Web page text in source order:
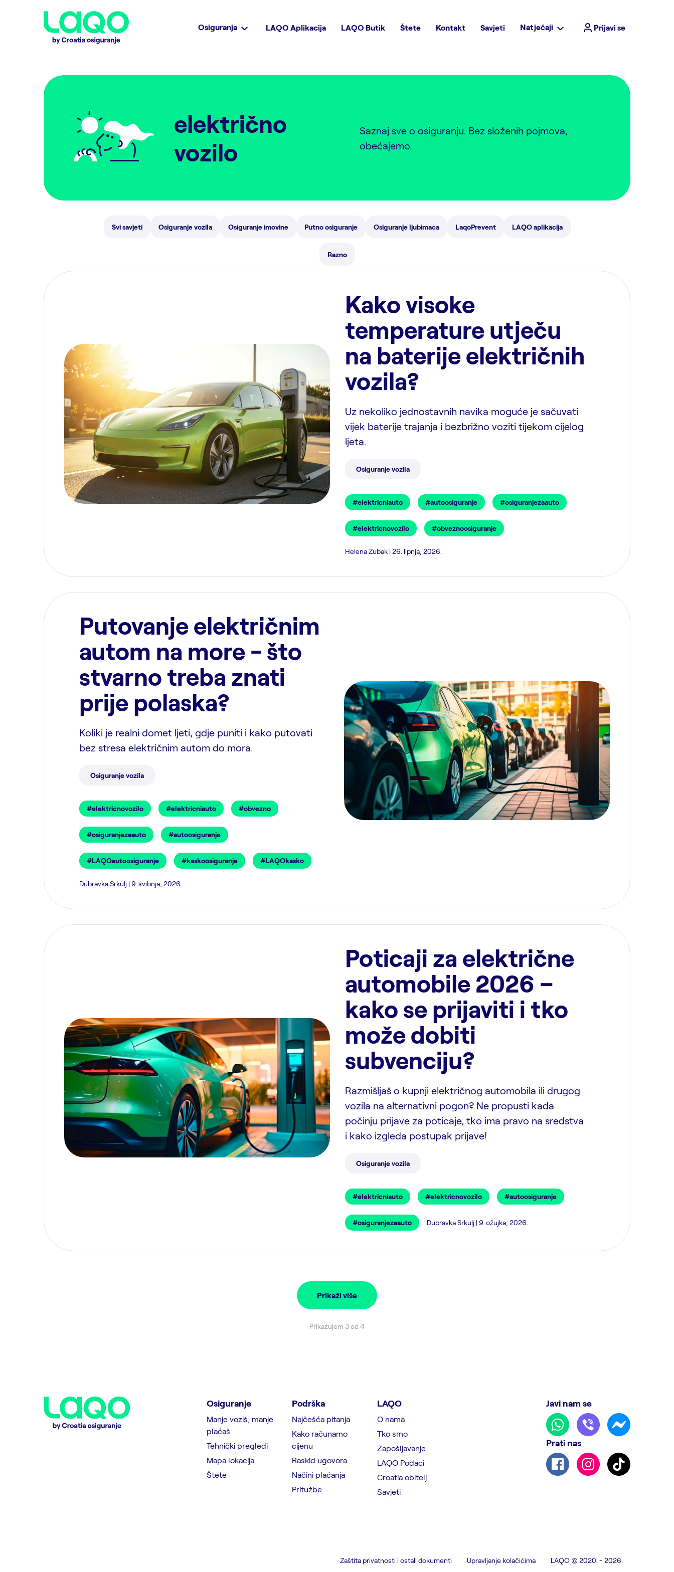
Prijavi se
Osiguranja LAQO Aplikacija LAQO Butik Štete Kontakt Savjeti Natječaji
električno
vozilo
Saznaj sve o osiguranju. Bez složenih pojmova,
obećajemo.
Svi savjeti Osiguranje vozila Osiguranje imovine Putno osiguranje Osiguranje ljubimaca LaqoPrevent LAQO aplikacija
Razno
Kako visoke
temperature utječu
na baterije električnih
vozila?
Uz nekoliko jednostavnih navika moguće je sačuvati
vijek baterije trajanja i bezbrižno voziti tijekom cijelog
ljeta.
Osiguranje vozila
#elektricniauto #autoosiguranje #osiguranjezaauto
#elektricnovozilo #obveznoosiguranje
Helena Zubak | 26. lipnja, 2026.
Putovanje električnim
autom na more - što
stvarno treba znati
prije polaska?
Koliki je realni domet ljeti, gdje puniti i kako putovati
bez stresa električnim autom do mora.
Osiguranje vozila
#elektricnovozilo #elektricniauto #obvezno
#osiguranjezaauto #autoosiguranje
#LAQOautoosiguranje #kaskoosiguranje #LAQOkasko
Dubravka Srkulj | 9. svibnja, 2026.
Poticaji za električne
automobile 2026 –
kako se prijaviti i tko
može dobiti
subvenciju?
Razmišljaš o kupnji električnog automobila ili drugog
vozila na alternativni pogon? Ne propusti kada
počinju prijave za poticaje, tko ima pravo na sredstva
i kako izgleda postupak prijave!
Osiguranje vozila
#elektricniauto #elektricnovozilo #autoosiguranje
#osiguranjezaauto Dubravka Srkulj | 9. ožujka, 2026.
Prikaži više
Prikazujem 3 od 4
Osiguranje
Manje voziš, manje
plaćaš
Tehnički pregledi
Mapa lokacija
Štete
Podrška
Najčešća pitanja
Kako računamo
cijenu
Raskid ugovora
Načini plaćanja
Pritužbe
LAQO
O nama
Tko smo
Zapošljavanje
LAQO Podaci
Croatia obitelj
Savjeti
Javi nam se
Prati nas
Zaštita privatnosti i ostali dokumenti Upravljanje kolačićima LAQO © 2020. - 2026.